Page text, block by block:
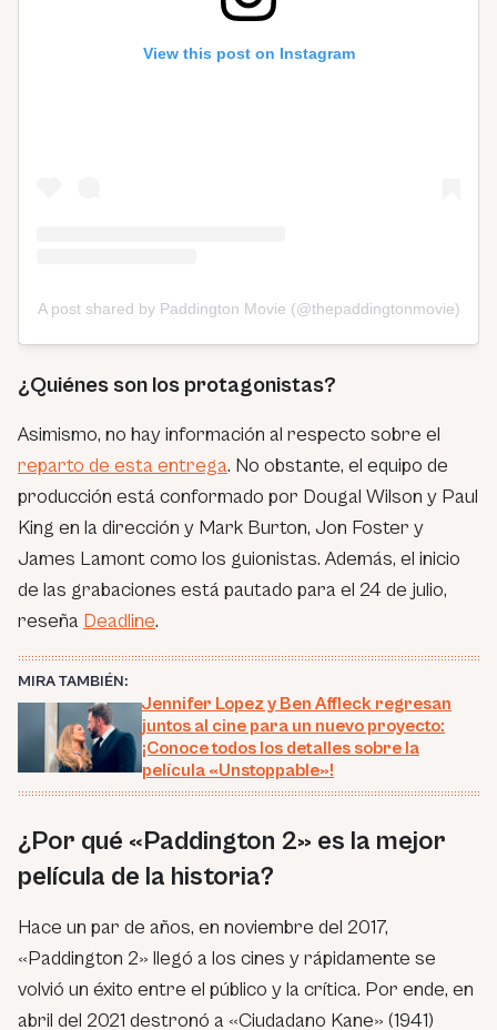
View this post on Instagram
A post shared by Paddington Movie (@thepaddingtonmovie)
¿Quiénes son los protagonistas?
Asimismo, no hay información al respecto sobre el
reparto de esta entrega. No obstante, el equipo de
producción está conformado por Dougal Wilson y Paul
King en la dirección y Mark Burton, Jon Foster y
James Lamont como los guionistas. Además, el inicio
de las grabaciones está pautado para el 24 de julio,
reseña Deadline.
MIRA TAMBIÉN:
Jennifer Lopez y Ben Affleck regresan
juntos al cine para un nuevo proyecto:
¡Conoce todos los detalles sobre la
película «Unstoppable»!
¿Por qué «Paddington 2» es la mejor
película de la historia?
Hace un par de años, en noviembre del 2017,
«Paddington 2» llegó a los cines y rápidamente se
volvió un éxito entre el público y la crítica. Por ende, en
abril del 2021 destronó a «Ciudadano Kane» (1941)